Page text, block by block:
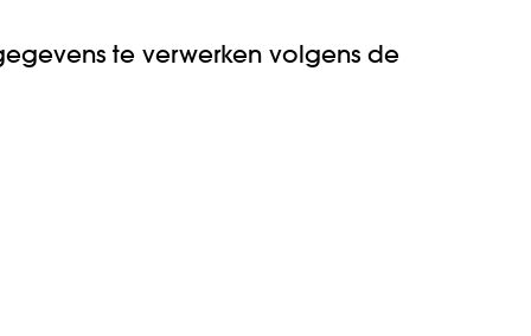
te verwerken volgens de